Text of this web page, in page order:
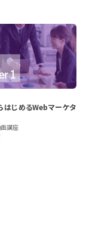
はじめるWebマーケタ
講座